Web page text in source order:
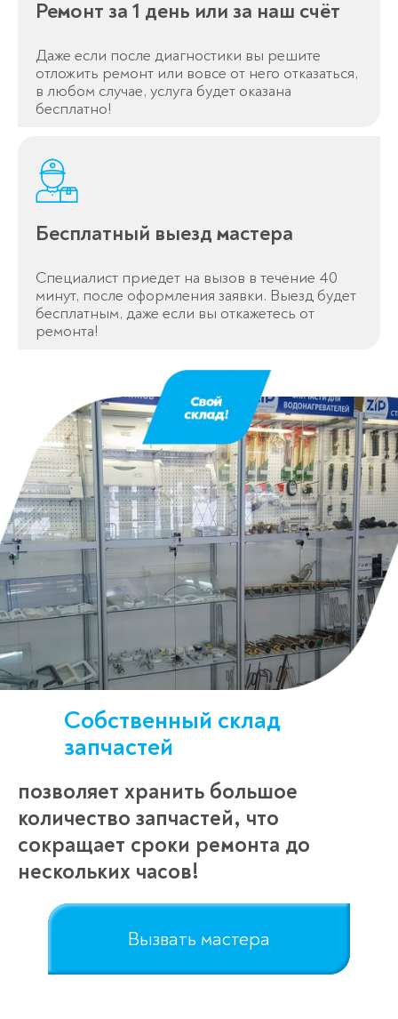
Ремонт за 1 день или за наш счёт
Даже если после диагностики вы решите
отложить ремонт или вовсе от него отказаться,
в любом случае, услуга будет оказана
бесплатно!
Бесплатный выезд мастера
Специалист приедет на вызов в течение 40
минут, после оформления заявки. Выезд будет
бесплатным, даже если вы откажетесь от
ремонта!
Собственный склад
запчастей
позволяет хранить большое
количество запчастей, что
сокращает сроки ремонта до
нескольких часов!
Вызвать мастера
Оставьте заявку
перезвоним в течение 3-х минут
Спасибо!
Менеджер свяжется с вами в
течение 3-x минут.